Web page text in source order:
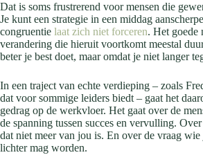
Dat is soms frustrerend voor mensen die
Je kunt een strategie in een middag
congruentie laat zich niet forceren. Het goede
verandering die hieruit voortkomt meestal
beter je best doet, maar omdat je niet langer
In een traject van echte verdieping – zoals
dat voor sommige leiders biedt – gaat het
gedrag op de werkvloer. Het gaat over de
de spanning tussen succes en vervulling.
dat niet meer van jou is. En over de vraag
lichter mag worden.